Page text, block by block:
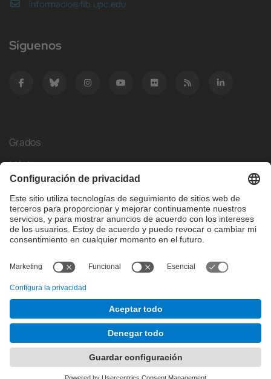
informacio@fib.upc.edu
Síguenos
Grados
Másteres
Movilidad Internacional
Investigación
Empresa
¿Qué necesitas?
© Facultat d'Informàtica de Barcelona - Universitat Politècnica
de Catalunya - BarcelonaTech